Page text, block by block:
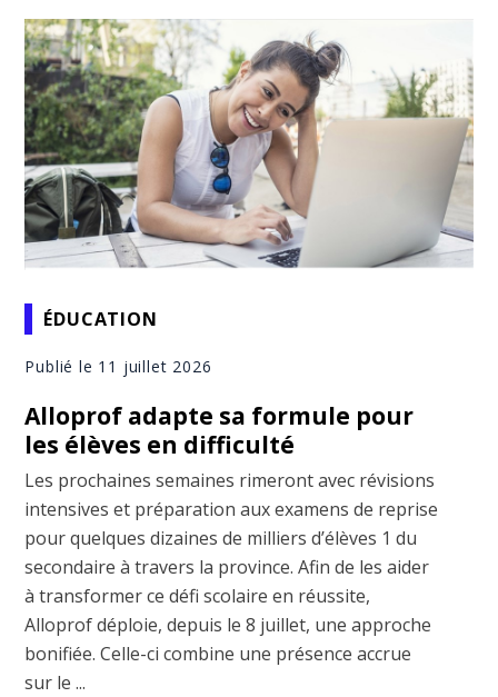
ÉDUCATION
Publié le 11 juillet 2026
Alloprof adapte sa formule pour
les élèves en difficulté
Les prochaines semaines rimeront avec révisions
intensives et préparation aux examens de reprise
pour quelques dizaines de milliers d’élèves 1 du
secondaire à travers la province. Afin de les aider
à transformer ce défi scolaire en réussite,
Alloprof déploie, depuis le 8 juillet, une approche
bonifiée. Celle-ci combine une présence accrue
sur le ...